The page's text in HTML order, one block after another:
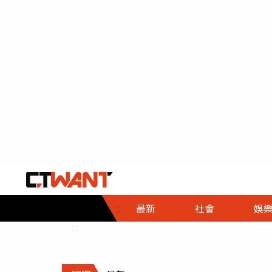
::: 最新 社會
社會首頁
時事
調查
娛樂
娛樂首頁
即時
財經首頁
熱線
政